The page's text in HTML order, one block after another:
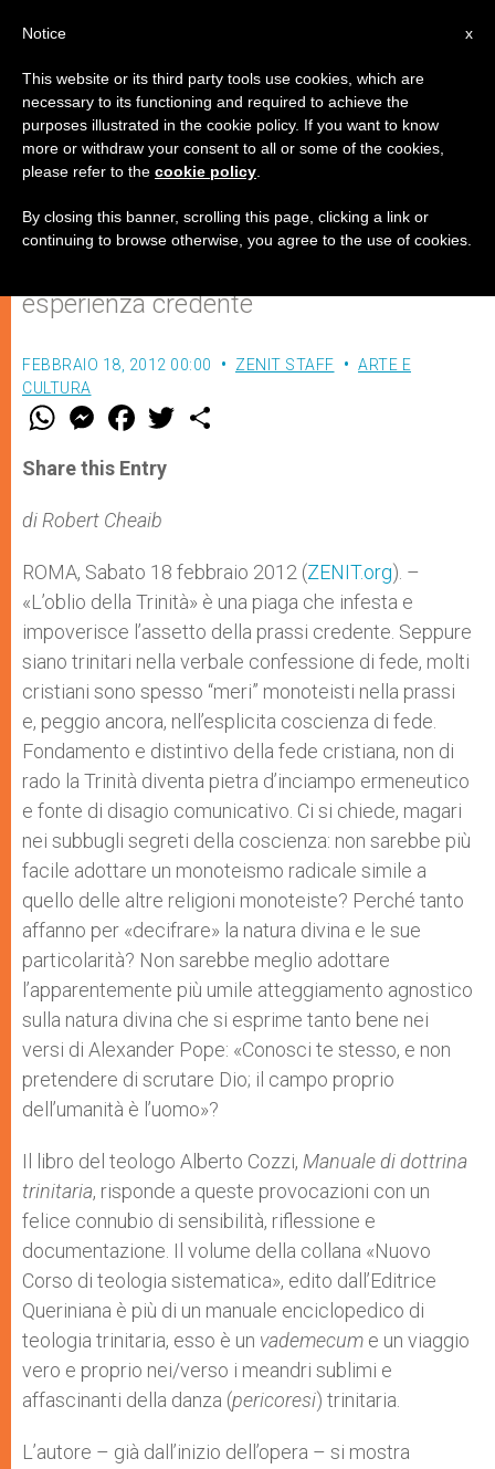
Il senso pratico della fede nella
Trinità
esperienza credente
FEBBRAIO 18, 2012 00:00 ZENIT STAFF
ARTE E
CULTURA
W
t
s
p
p
M
e
s
e
g
e
F
a
e
b
o
k
w
Share this Entry
di Robert Cheaib
ROMA, Sabato 18 febbraio 2012 (ZENIT.org). –
«L’oblio della Trinità» è una piaga che infesta e
impoverisce l’assetto della prassi credente. Seppure
siano trinitari nella verbale confessione di fede, molti
cristiani sono spesso “meri” monoteisti nella prassi
e, peggio ancora, nell’esplicita coscienza di fede.
Fondamento e distintivo della fede cristiana, non di
rado la Trinità diventa pietra d’inciampo ermeneutico
e fonte di disagio comunicativo. Ci si chiede, magari
nei subbugli segreti della coscienza: non sarebbe più
facile adottare un monoteismo radicale simile a
quello delle altre religioni monoteiste? Perché tanto
affanno per «decifrare» la natura divina e le sue
particolarità? Non sarebbe meglio adottare
l’apparentemente più umile atteggiamento agnostico
sulla natura divina che si esprime tanto bene nei
versi di Alexander Pope: «Conosci te stesso, e non
pretendere di scrutare Dio; il campo proprio
dell’umanità è l’uomo»?
Il libro del teologo Alberto Cozzi, Manuale di dottrina
trinitaria, risponde a queste provocazioni con un
felice connubio di sensibilità, riflessione e
documentazione. Il volume della collana «Nuovo
Corso di teologia sistematica», edito dall’Editrice
Queriniana è più di un manuale enciclopedico di
teologia trinitaria, esso è un vademecum e un viaggio
vero e proprio nei/verso i meandri sublimi e
affascinanti della danza (pericoresi) trinitaria.
L’autore – già dall’inizio dell’opera – si mostra
x
Notice
This website or its third party tools use cookies, which are
necessary to its functioning and required to achieve the
purposes illustrated in the cookie policy. If you want to know
more or withdraw your consent to all or some of the cookies,
please refer to the cookie policy
By closing this banner, scrolling this page, clicking a link or
continuing to browse otherwise, you agree to the use of cookies.